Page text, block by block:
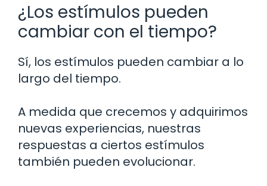
¿Los estímulos pueden
cambiar con el tiempo?
Sí, los estímulos pueden cambiar a lo
largo del tiempo.
A medida que crecemos y adquirimos
nuevas experiencias, nuestras
respuestas a ciertos estímulos
también pueden evolucionar.